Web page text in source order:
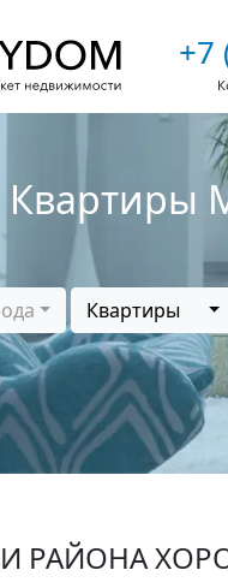
+7
Квартиры
Квартиры
РАЙОНА